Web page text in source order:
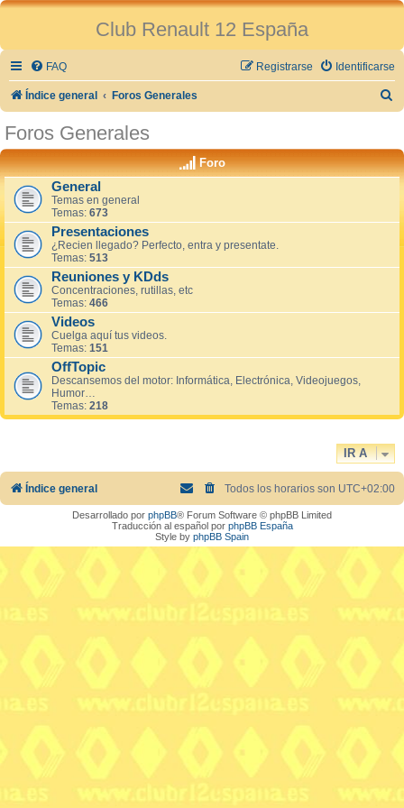
Club Renault 12 España
FAQ Identificarse
Registrarse
Índice general Foros Generales
c
Foros Generales
Foro
General
Temas en general
Temas: 673
Presentaciones
¿Recien llegado? Perfecto, entra y presentate.
Temas: 513
Reuniones y KDds
Concentraciones, rutillas, etc
Temas: 466
Videos
Cuelga aquí tus videos.
Temas: 151
OffTopic
Descansemos del motor: Informática, Electrónica, Videojuegos,
Humor…
Temas: 218
IR A
Índice general Todos los horarios son UTC+02:00
Desarrollado por phpBB® Forum Software © phpBB Limited
Traducción al español por phpBB España
Style by phpBB Spain